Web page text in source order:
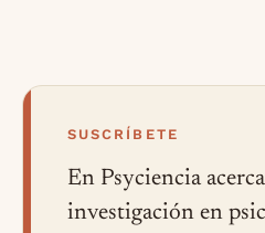
SUSCRÍBETE
En Psyciencia
investigación en